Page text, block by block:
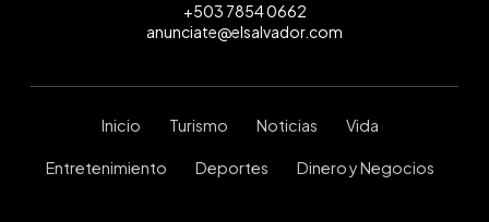
+503 7854 0662
anunciate@elsalvador.com
Inicio Turismo Noticias Vida
Entretenimiento Deportes Dinero y Negocios